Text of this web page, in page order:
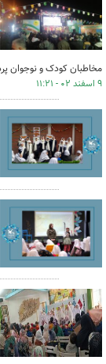
مخاطبان کودک و نوجوان
۹ اسفند ۰۲ - ۱۱:۲۱